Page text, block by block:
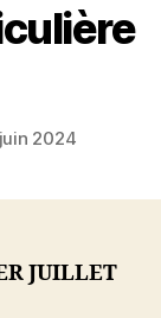
2024
JUILLET